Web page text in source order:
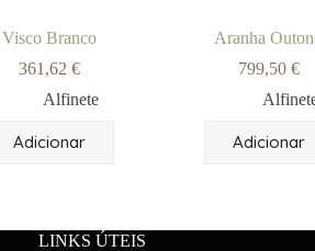
Visco Branco
361,62 €
Alfinete
Adicionar
Aranha
799,50 €
Adicionar
LINKS ÚTEIS